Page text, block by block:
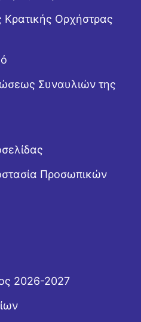
Κρατικής Ορχήστρας
Συναυλιών της
Προσωπικών
2026-2027